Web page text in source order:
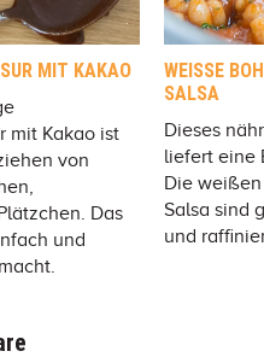
MIT KAKAO
mit Kakao ist
von
Das
und
WEISSE
SALSA
Dieses
liefert eine
Die
Salsa sind
und